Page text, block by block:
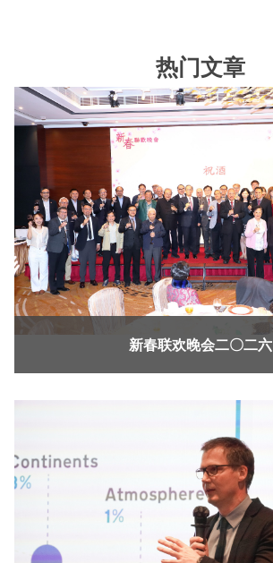
热门文章
新春联欢晚会二〇二六